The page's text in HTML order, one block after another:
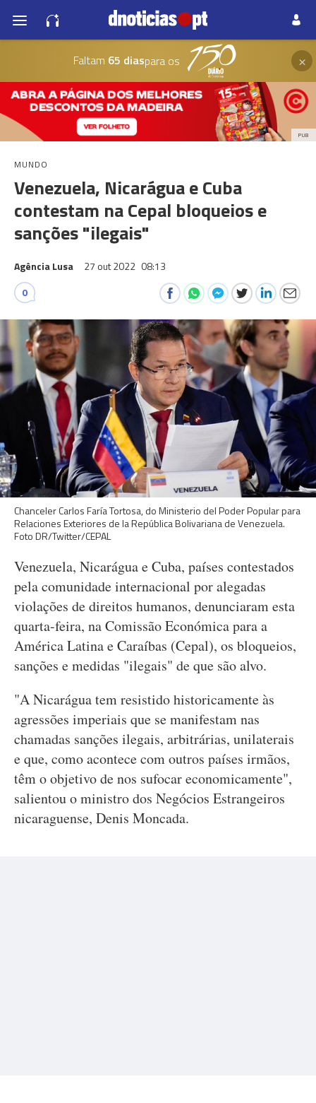
Faltam 65 diaspara os ×
PUB
MUNDO
Venezuela, Nicarágua e Cuba
contestam na Cepal bloqueios e
sanções "ilegais"
Agência Lusa 27 out 2022 08:13
0
Chanceler Carlos Faría Tortosa, do Ministerio del Poder Popular para
Relaciones Exteriores de la República Bolivariana de Venezuela.
Foto DR/Twitter/CEPAL
Venezuela, Nicarágua e Cuba, países contestados
pela comunidade internacional por alegadas
violações de direitos humanos, denunciaram esta
quarta-feira, na Comissão Económica para a
América Latina e Caraíbas (Cepal), os bloqueios,
sanções e medidas "ilegais" de que são alvo.
"A Nicarágua tem resistido historicamente às
agressões imperiais que se manifestam nas
chamadas sanções ilegais, arbitrárias, unilaterais
e que, como acontece com outros países irmãos,
têm o objetivo de nos sufocar economicamente",
salientou o ministro dos Negócios Estrangeiros
nicaraguense, Denis Moncada.